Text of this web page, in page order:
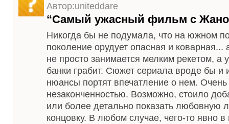
Автор:uniteddare
“Самый ужасный фильм с
Никогда бы не подумала, что на южном
поколение орудует опасная и
не просто занимается мелким рекeтом,
банки грабит. Сюжет сериала вроде бы и
нюансы портят впечатление о нем. Очень
незаконченностью. Возможно, стоило
или более детально показать любовную
концовку. В любом случае, чего-то явно